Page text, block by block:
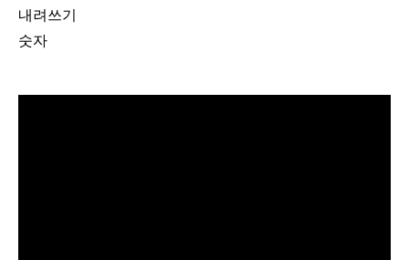
내려쓰기
숫자